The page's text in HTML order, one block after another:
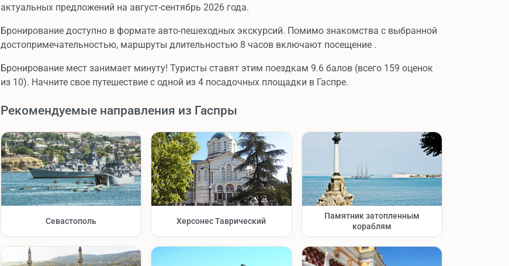
актуальных предложений на август-сентябрь 2026 года.
Бронирование доступно в формате авто-пешеходных экскурсий. Помимо знакомства с выбранной
достопримечательностью, маршруты длительностью 8 часов включают посещение .
Бронирование мест занимает минуту! Туристы ставят этим поездкам 9.6 балов (всего 159 оценок
из 10). Начните свое путешествие с одной из 4 посадочных площадки в Гаспре.
Рекомендуемые направления из Гаспры
Севастополь Херсонес Таврический
Памятник затопленным
кораблям